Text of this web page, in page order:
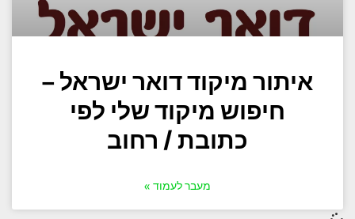
איתור מיקוד דואר ישראל –
חיפוש מיקוד שלי לפי
כתובת / רחוב
מעבר לעמוד »